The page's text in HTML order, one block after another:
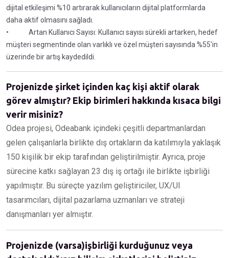
dijital etkileşimi %10 artırarak kullanıcıların dijital platformlarda
daha aktif olmasını sağladı.
• Artan Kullanıcı Sayısı: Kullanıcı sayısı sürekli artarken, hedef
müşteri segmentinde olan varlıklı ve özel müşteri sayısında %55'in
üzerinde bir artış kaydedildi.
Projenizde şirket içinden kaç kişi aktif olarak
görev almıştır? Ekip birimleri hakkında kısaca bilgi
verir misiniz?
Odea projesi, Odeabank içindeki çeşitli departmanlardan
gelen çalışanlarla birlikte dış ortakların da katılımıyla yaklaşık
150 kişilik bir ekip tarafından geliştirilmiştir. Ayrıca, proje
sürecine katkı sağlayan 23 dış iş ortağı ile birlikte işbirliği
yapılmıştır. Bu süreçte yazılım geliştiriciler, UX/UI
tasarımcıları, dijital pazarlama uzmanları ve strateji
danışmanları yer almıştır.
Projenizde (varsa)işbirliği kurduğunuz veya